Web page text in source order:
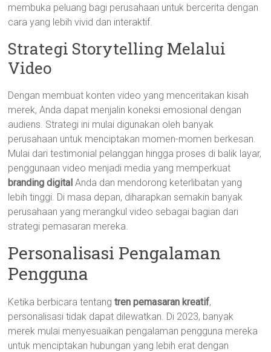
membuka peluang bagi perusahaan untuk bercerita dengan
cara yang lebih vivid dan interaktif.
Strategi Storytelling Melalui
Video
Dengan membuat konten video yang menceritakan kisah
merek, Anda dapat menjalin koneksi emosional dengan
audiens. Strategi ini mulai digunakan oleh banyak
perusahaan untuk menciptakan momen-momen berkesan.
Mulai dari testimonial pelanggan hingga proses di balik layar,
penggunaan video menjadi media yang memperkuat
branding digital Anda dan mendorong keterlibatan yang
lebih tinggi. Di masa depan, diharapkan semakin banyak
perusahaan yang merangkul video sebagai bagian dari
strategi pemasaran mereka.
Personalisasi Pengalaman
Pengguna
Ketika berbicara tentangtren pemasaran kreatif,
personalisasi tidak dapat dilewatkan. Di 2023, banyak
merek mulai menyesuaikan pengalaman pengguna mereka
untuk menciptakan hubungan yang lebih erat dengan